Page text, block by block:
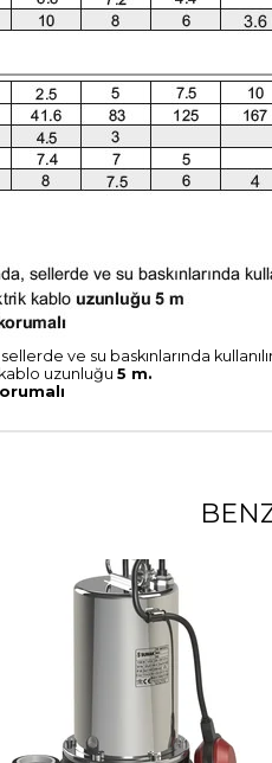
ve su baskınlarında
uzunluğu 5 m.